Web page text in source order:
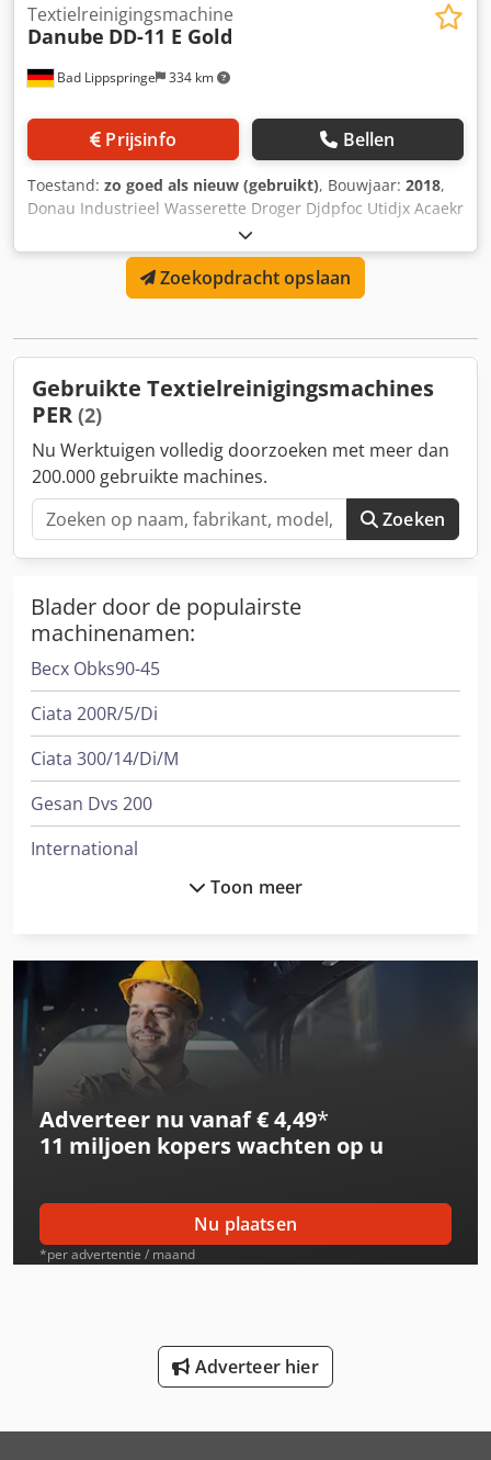
Bad Lippspringe 334 km
Textielreinigingsmachine
Danube DD-11 E Gold
Prijsinfo Bellen
Toestand: zo goed als nieuw (gebruikt), Bouwjaar: 2018,
Donau Industrieel Wasserette Droger Djdpfoc Utidjx Acaekr
Krachtige droger met condesator voor hotels, pensioenen
en grote gezinnen We hebben ook een geschikte
wasmachine 32 Ah-verbinding TOP VOORWAARDEN KAN
ONMIDDELLIJK IN GEBRUIK WORDEN GENOMEN MET
Zoekopdracht opslaan
Gebruikte Textielreinigingsmachines
PER (2)
Nu Werktuigen volledig doorzoeken met meer dan
200.000 gebruikte machines.
Zoeken
Blader door de populairste
machinenamen:
Becx Obks90-45
Ciata 200R/5/Di
Ciata 300/14/Di/M
Gesan Dvs 200
International
International 3288
International 3688
International 433
International 453
International 533
International 553
International 554
International 654
International 743
International 824
Toon meer
Adverteer nu vanaf € 4,49*
11 miljoen koperswachten op u
Nu plaatsen
*per advertentie / maand
Adverteer hier